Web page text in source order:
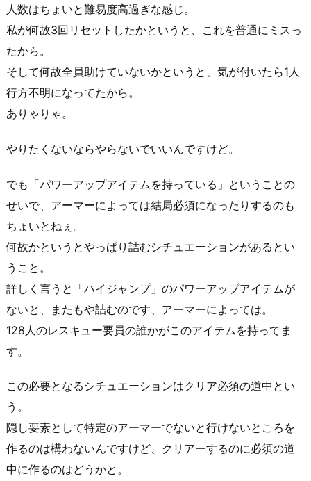
人数はちょいと難易度高過ぎな感じ。
私が何故3回リセットしたかというと、これを普通にミスっ
たから。
そして何故全員助けていないかというと、気が付いたら1人
行方不明になってたから。
ありゃりゃ。
やりたくないならやらないでいいんですけど。
でも「パワーアップアイテムを持っている」ということの
せいで、アーマーによっては結局必須になったりするのも
ちょいとねぇ。
何故かというとやっぱり詰むシチュエーションがあるとい
うこと。
詳しく言うと「ハイジャンプ」のパワーアップアイテムが
ないと、またもや詰むのです、アーマーによっては。
128人のレスキュー要員の誰かがこのアイテムを持ってま
す。
この必要となるシチュエーションはクリア必須の道中とい
う。
隠し要素として特定のアーマーでないと行けないところを
作るのは構わないんですけど、クリアーするのに必須の道
中に作るのはどうかと。